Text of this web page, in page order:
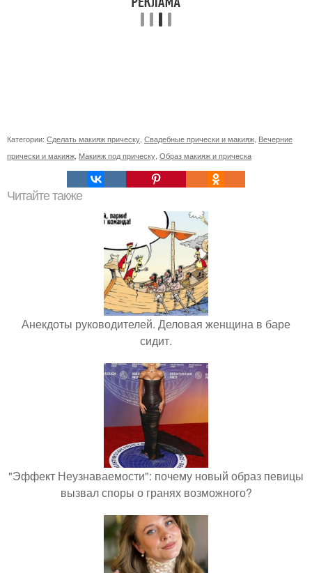
Категории: Сделать макияж прическу, Свадебные прически и макияж, Вечерние
прически и макияж, Макияж под прическу, Образ макияж и прическа
Читайте также
Анекдоты руководителей. Деловая женщина в баре
сидит.
"Эффект Неузнаваемости": почему новый образ певицы
вызвал споры о гранях возможного?